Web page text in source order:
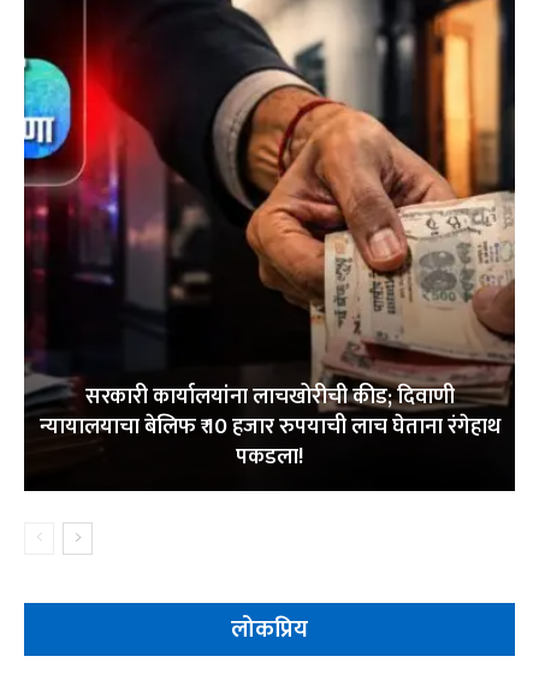
सरकारी कार्यालयांना लाचखोरीची कीड; दिवाणी
न्यायालयाचा बेलिफ ₹ 10 हजार रुपयाची लाच घेताना रंगेहाथ
पकडला!
लोकप्रिय